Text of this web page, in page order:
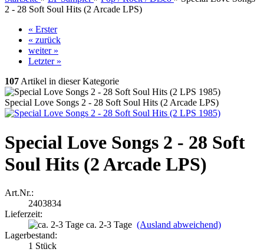
2 - 28 Soft Soul Hits (2 Arcade LPS)
« Erster
« zurück
weiter »
Letzter »
107Artikel in dieser Kategorie
Special Love Songs 2 - 28 Soft Soul Hits (2 Arcade LPS)
Special Love Songs 2 - 28 Soft
Soul Hits (2 Arcade LPS)
Art.Nr.:
2403834
Lieferzeit:
ca. 2-3 Tage (Ausland abweichend)
Lagerbestand:
1 Stück